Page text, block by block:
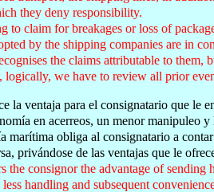
they deny responsibility.
to claim for breakages or loss of
by the shipping companies are in
the claims attributable to
logically, we have to review all prior
la ventaja para el consignatario que le
en acerreos, un menor manipuleo
marítima obliga al consignatario a
privándose de las ventajas que le
the consignor the advantage of sending
handling and subsequent